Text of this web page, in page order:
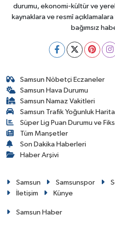
durumu, ekonomi-kültür ve
kaynaklara ve resmî
bağımsız
Samsun Nöbetçi Eczaneler
Samsun Hava Durumu
Samsun Namaz Vakitleri
Samsun Trafik Yoğunluk
Süper Lig Puan Durumu ve
Tüm Manşetler
Son Dakika Haberleri
Haber Arşivi
Samsun Samsunspor
İletişim
Künye
Samsun Haber